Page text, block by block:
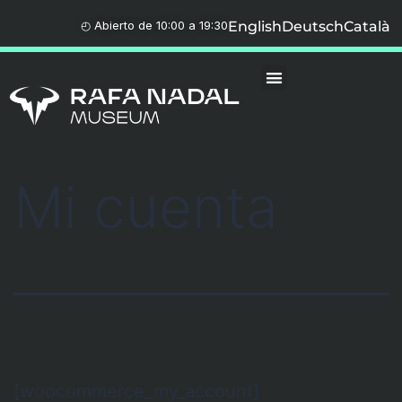
EnglishDeutschCatalà
◴ Abierto de 10:00 a 19:30